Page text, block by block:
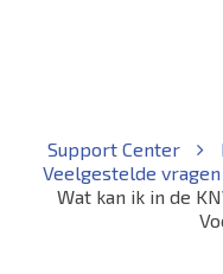
Support Center
Veelgestelde
Wat kan ik in de